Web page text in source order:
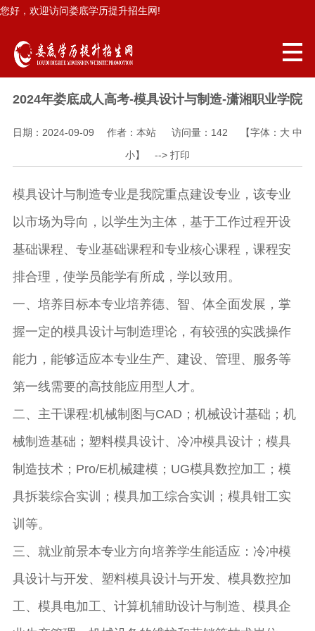
您好，欢迎访问娄底学历提升招生网!
2024年娄底成人高考-模具设计与制造-潇湘职业学院
日期：2024-09-09 作者：本站 访问量： 142 【字体： 大 中
小】 --> 打印
模具设计与制造专业是我院重点建设专业，该专业
以市场为导向，以学生为主体，基于工作过程开设
基础课程、专业基础课程和专业核心课程，课程安
排合理，使学员能学有所成，学以致用。
一、培养目标本专业培养德、智、体全面发展，掌
握一定的模具设计与制造理论，有较强的实践操作
能力，能够适应本专业生产、建设、管理、服务等
第一线需要的高技能应用型人才。
二、主干课程:机械制图与CAD；机械设计基础；机
械制造基础；塑料模具设计、冷冲模具设计；模具
制造技术；Pro/E机械建模；UG模具数控加工；模
具拆装综合实训；模具加工综合实训；模具钳工实
训等。
三、就业前景本专业方向培养学生能适应：冷冲模
具设计与开发、塑料模具设计与开发、模具数控加
工、模具电加工、计算机辅助设计与制造、模具企